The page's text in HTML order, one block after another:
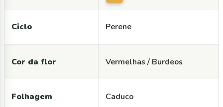
Ciclo Perene
Cor da flor Vermelhas / Burdeos
Folhagem Caduco